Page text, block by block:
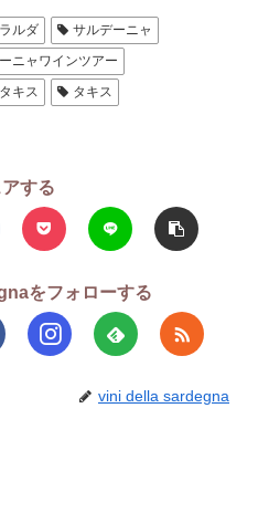
ルダ
サルデーニャ
ニャワインツアー
キス
タキス
する
をフォローする
vini della sardegna